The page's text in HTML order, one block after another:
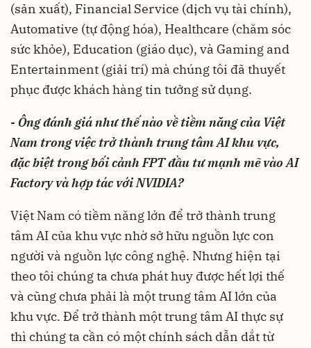
(sản xuất), Financial Service (dịch vụ tài chính),
Automative (tự động hóa), Healthcare (chăm sóc
sức khỏe), Education (giáo dục), và Gaming and
Entertainment (giải trí) mà chúng tôi đã thuyết
phục được khách hàng tin tưởng sử dụng.
- Ông đánh giá như thế nào về tiềm năng của Việt
Nam trong việc trở thành trung tâm AI khu vực,
đặc biệt trong bối cảnh FPT đầu tư mạnh mẽ vào AI
Factory và hợp tác với NVIDIA?
Việt Nam có tiềm năng lớn để trở thành trung
tâm AI của khu vực nhờ sở hữu nguồn lực con
người và nguồn lực công nghệ. Nhưng hiện tại
theo tôi chúng ta chưa phát huy được hết lợi thế
và cũng chưa phải là một trung tâm AI lớn của
khu vực. Để trở thành một trung tâm AI thực sự
thì chúng ta cần có một chính sách dẫn dắt từ